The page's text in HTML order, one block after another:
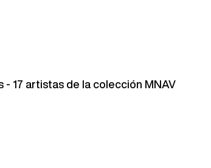
- 17 artistas de la colección MNAV